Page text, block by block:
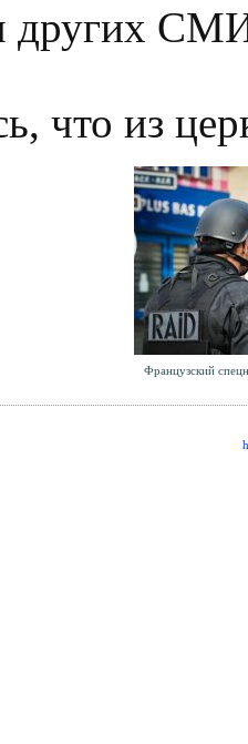
что из
Французский